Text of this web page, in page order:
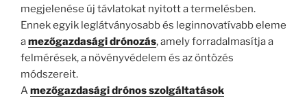
megjelenése új távlatokat nyitott a termelésben.
Ennek egyik leglátványosabb és leginnovatívabb eleme
amezőgazdasági drónozás, amely forradalmasítja a
felmérések, a növényvédelem és az öntözés
módszereit.
Amezőgazdasági drónos szolgáltatások